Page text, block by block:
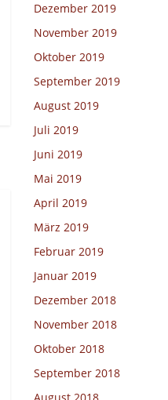
Dezember 2019
November 2019
Oktober 2019
September 2019
August 2019
Juli 2019
Juni 2019
Mai 2019
April 2019
März 2019
Februar 2019
Januar 2019
Dezember 2018
November 2018
Oktober 2018
September 2018